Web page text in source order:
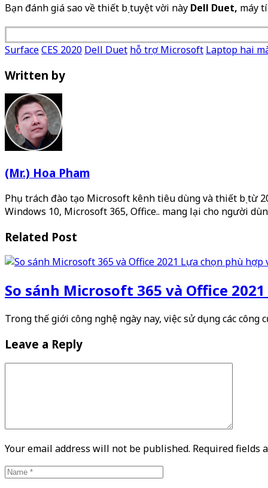
Bạn đánh giá sao về thiết bị tuyệt vời này Dell Duet, máy
SurfaceCES 2020 Dell Duet hỗ trợ Microsoft Laptop hai
Written by
(Mr.) Hoa Pham
Phụ trách đào tạo Microsoft kênh tiêu dùng và thiết bị từ
Windows 10, Microsoft 365, Office.. mang lại cho người
Related Post
So sánh Microsoft 365 và Office
Trong thế giới công nghệ ngày nay, việc sử dụng các công
Leave a Reply
Your email address will not be published. Required fields